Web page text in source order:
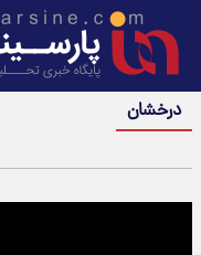
درخشان